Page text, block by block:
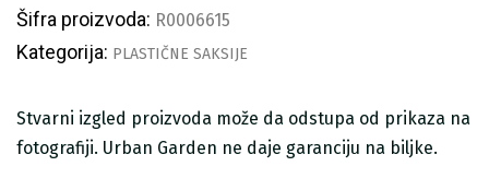
Šifra proizvoda: R0006615
Kategorija: PLASTIČNE SAKSIJE
Stvarni izgled proizvoda može da odstupa od prikaza na
fotografiji. Urban Garden ne daje garanciju na biljke.